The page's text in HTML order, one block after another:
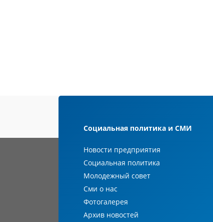
Социальная политика и СМИ
Новости предприятия
Социальная политика
Молодежный совет
Сми о нас
Фотогалерея
Архив новостей